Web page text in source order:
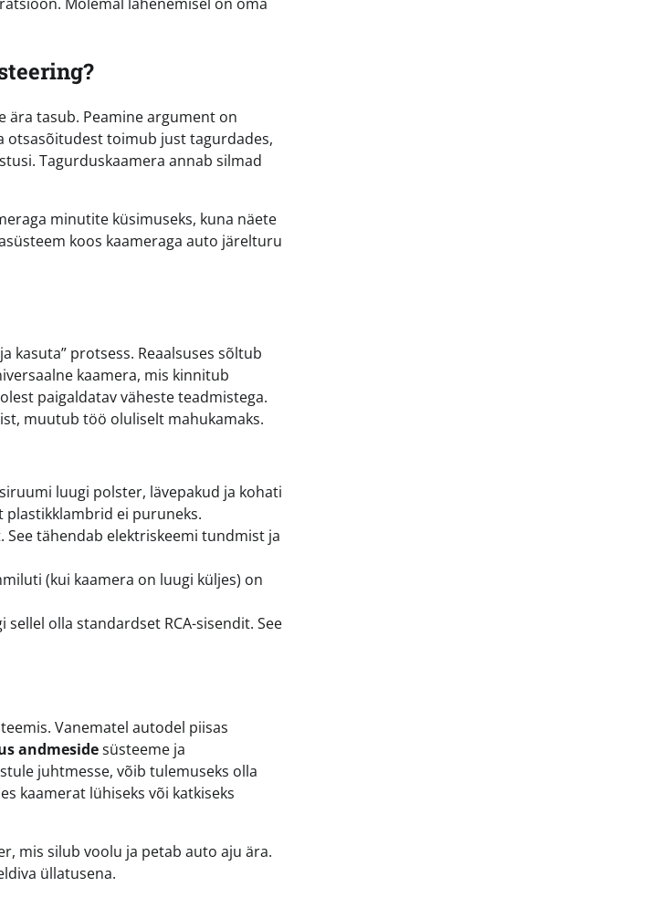
ära tasub. Peamine argument on
otsasõitudest toimub just tagurdades,
Tagurduskaamera annab silmad
minutite küsimuseks, kuna näete
koos kaameraga auto järelturu
kasuta” protsess. Reaalsuses sõltub
kaamera, mis kinnitub
paigaldatav väheste teadmistega.
muutub töö oluliselt mahukamaks.
luugi polster, lävepakud ja kohati
plastikklambrid ei puruneks.
tähendab elektriskeemi tundmist ja
(kui kaamera on luugi küljes) on
olla standardset RCA-sisendit. See
Vanematel autodel piisas
andmesidesüsteeme ja
juhtmesse, võib tulemuseks olla
kaamerat lühiseks või katkiseks
mis silub voolu ja petab auto aju ära.
üllatusena.